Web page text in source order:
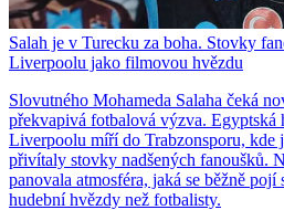
Salah je v Turecku za boha. Stovky
Liverpoolu jako filmovou hvězdu
Slovutného Mohameda Salaha čeká
překvapivá fotbalová výzva. Egyptská
Liverpoolu míří do Trabzonsporu, kde
přivítaly stovky nadšených fanoušků.
panovala atmosféra, jaká se běžně pojí
hudební hvězdy než fotbalisty.